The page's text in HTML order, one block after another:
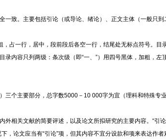
一致。主要包括引论（或导论、绪论） 、正文主体（一般只
，占一行，居中，段前段后各空一行，结尾处无标点符号。目
内容只列两级：条次级（即“一、”）用四号黑体，加粗，左
三个主要部分，总字数5000－10 000字为宜（理科和特殊专
相关文献的简要评述，以及论文所拟研究的主要内容。 “引
，论文应当有“引论”项，但其内容不宜分设款和项来表达作